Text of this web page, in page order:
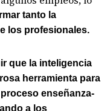
tanto la
los profesionales.
que la inteligencia
herramienta para
enseñanza-
a los